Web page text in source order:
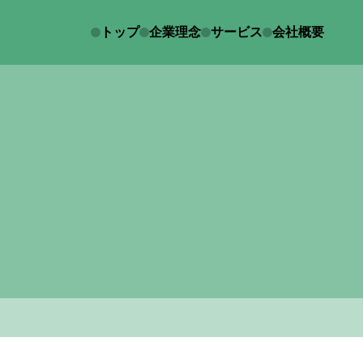
トップ 企業理念 サービス 会社概要